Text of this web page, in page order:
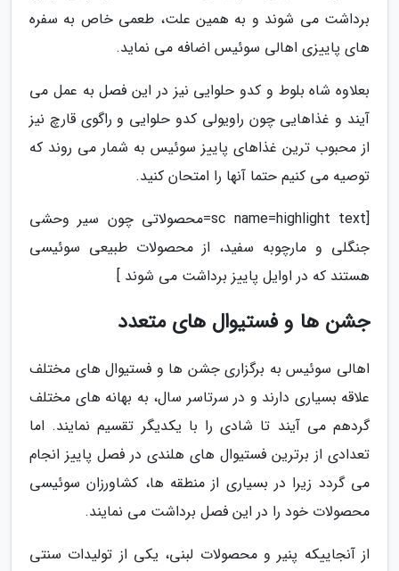
برداشت می شوند و به همین علت، طعمی خاص به سفره
های پاییزی اهالی سوئیس اضافه می نماید.
بعلاوه شاه بلوط و کدو حلوایی نیز در این فصل به عمل می
آیند و غذاهایی چون راویولی کدو حلوایی و راگوی قارچ نیز
از محبوب ترین غذاهای پاییز سوئیس به شمار می روند که
توصیه می کنیم حتما آنها را امتحان کنید.
[sc name=highlight text=محصولاتی چون سیر وحشی
جنگلی و مارچوبه سفید، از محصولات طبیعی سوئیسی
هستند که در اوایل پاییز برداشت می شوند ]
جشن ها و فستیوال های متعدد
اهالی سوئیس به برگزاری جشن ها و فستیوال های مختلف
علاقه بسیاری دارند و در سرتاسر سال، به بهانه های مختلف
گردهم می آیند تا شادی را با یکدیگر تقسیم نمایند. اما
تعدادی از برترین فستیوال های هلندی در فصل پاییز انجام
می گردد زیرا در بسیاری از منطقه ها، کشاورزان سوئیسی
محصولات خود را در این فصل برداشت می نمایند.
از آنجاییکه پنیر و محصولات لبنی، یکی از تولیدات سنتی